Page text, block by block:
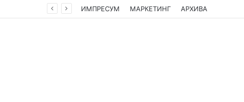
ИМПРЕСУМ МАРКЕТИНГ АРХИВА